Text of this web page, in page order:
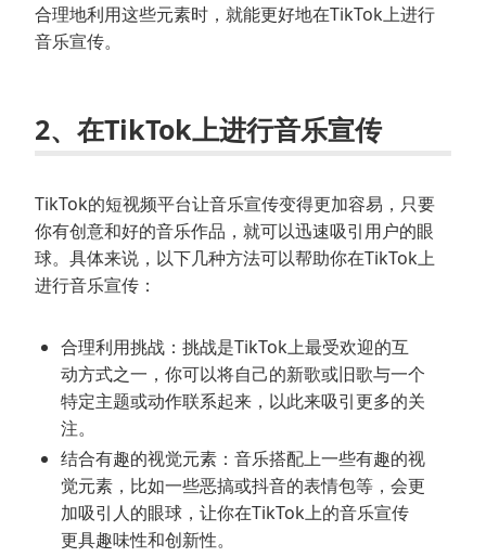
合理地利用这些元素时，就能更好地在TikTok上进行
音乐宣传。
2、在TikTok上进行音乐宣传
TikTok的短视频平台让音乐宣传变得更加容易，只要
你有创意和好的音乐作品，就可以迅速吸引用户的眼
球。具体来说，以下几种方法可以帮助你在TikTok上
进行音乐宣传：
合理利用挑战：挑战是TikTok上最受欢迎的互
动方式之一，你可以将自己的新歌或旧歌与一个
特定主题或动作联系起来，以此来吸引更多的关
注。
结合有趣的视觉元素：音乐搭配上一些有趣的视
觉元素，比如一些恶搞或抖音的表情包等，会更
加吸引人的眼球，让你在TikTok上的音乐宣传
更具趣味性和创新性。